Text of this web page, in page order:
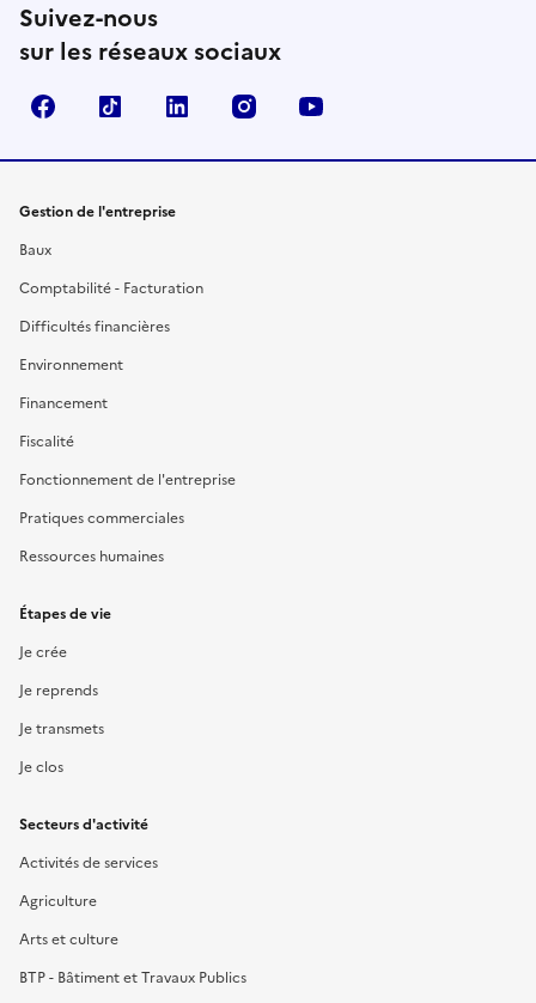
Suivez-nous
sur les réseaux sociaux
FacebookTikTok Linkedin Instagram
Gestion de l'entreprise
Baux
Comptabilité - Facturation
Difficultés financières
Environnement
Financement
Fiscalité
Fonctionnement de l'entreprise
Pratiques commerciales
Ressources humaines
Étapes de vie
Je crée
Je reprends
Je transmets
Je clos
Secteurs d'activité
Activités de services
Agriculture
Arts et culture
BTP - Bâtiment et Travaux Publics